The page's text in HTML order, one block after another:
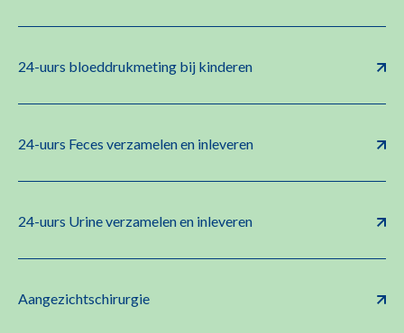
24-uurs bloeddrukmeting bij kinderen
24-uurs Feces verzamelen en inleveren
24-uurs Urine verzamelen en inleveren
Aangezichtschirurgie